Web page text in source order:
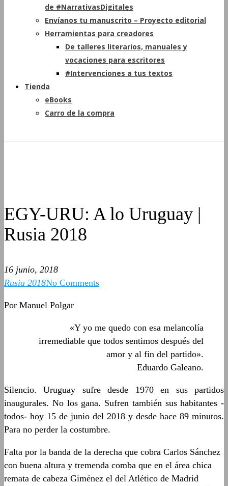
de #NarrativasDigitales
Envíanos tu manuscrito – Proyecto editorial
Herramientas para creadores
De talleres literarios, manuales y
vocaciones para escritores
#Intervenciones a tus textos
Tienda
eBooks
Carro de la compra
EGY-URU: A lo Uruguay |
Rusia 2018
16 junio, 2018
Rusia 2018No Comments
Por Manuel Polgar
«Y yo me quedo con esa melancolía
irremediable que todos sentimos después del
amor y al fin del partido».
Eduardo Galeano.
Silencio. Uruguay sufre desde 1970 en sus partidos
inaugurales. No los gana. Sufren también sus habitantes -
todos- hoy 15 de junio del 2018 y desde hace 89 minutos.
Para no perder la costumbre.
Falta por la banda de la derecha que cobra Carlos Sánchez
con buena altura y tremenda comba que en el área chica
remata de cabeza Giménez el del Atlético de Madrid